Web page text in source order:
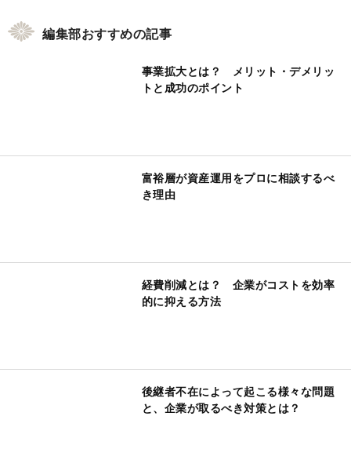
編集部おすすめの記事
事業拡大とは？ メリット・デメリッ
トと成功のポイント
富裕層が資産運用をプロに相談するべ
き理由
経費削減とは？ 企業がコストを効率
的に抑える方法
後継者不在によって起こる様々な問題
と、企業が取るべき対策とは？